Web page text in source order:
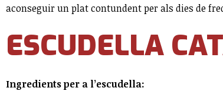
aconseguir un plat contundent per als dies de
ESCUDELLA
Ingredients per a l’escudella: